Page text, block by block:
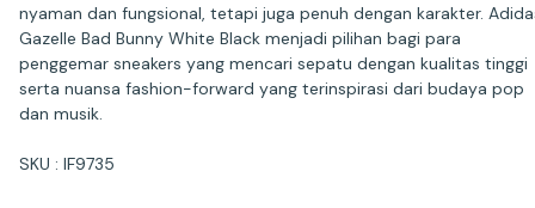
nyaman dan fungsional, tetapi juga penuh dengan karakter.
Gazelle Bad Bunny White Black menjadi pilihan bagi para
penggemar sneakers yang mencari sepatu dengan kualitas tinggi
serta nuansa fashion-forward yang terinspirasi dari budaya pop
dan musik.
SKU : IF9735